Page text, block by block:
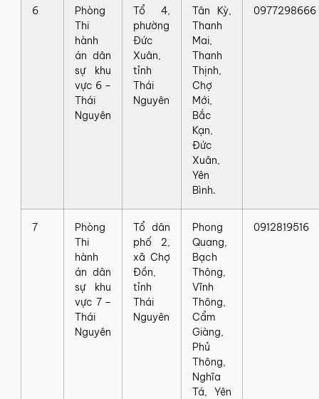
6
Phòng
Thi
hành
án dân
sự khu
vực 6 –
Thái
Nguyên
Tổ 4,
phường
Đức
Xuân,
tỉnh
Thái
Nguyên
Tân Kỳ,
Thanh
Mai,
Thanh
Thịnh,
Chợ
Mới,
Bắc
Kạn,
Đức
Xuân,
Yên
Bình.
0977298666
7
Phòng
Thi
hành
án dân
sự khu
vực 7 –
Thái
Nguyên
Tổ dân
phố 2,
xã Chợ
Đồn,
tỉnh
Thái
Nguyên
Phong
Quang,
Bạch
Thông,
Vĩnh
Thông,
Cẩm
Giàng,
Phủ
Thông,
Nghĩa
Tá, Yên
0912819516